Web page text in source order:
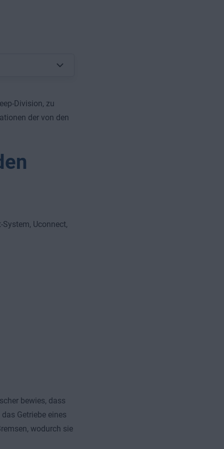
Division, zu
der von den
Uconnect,
bewies, dass
Getriebe eines
wodurch sie